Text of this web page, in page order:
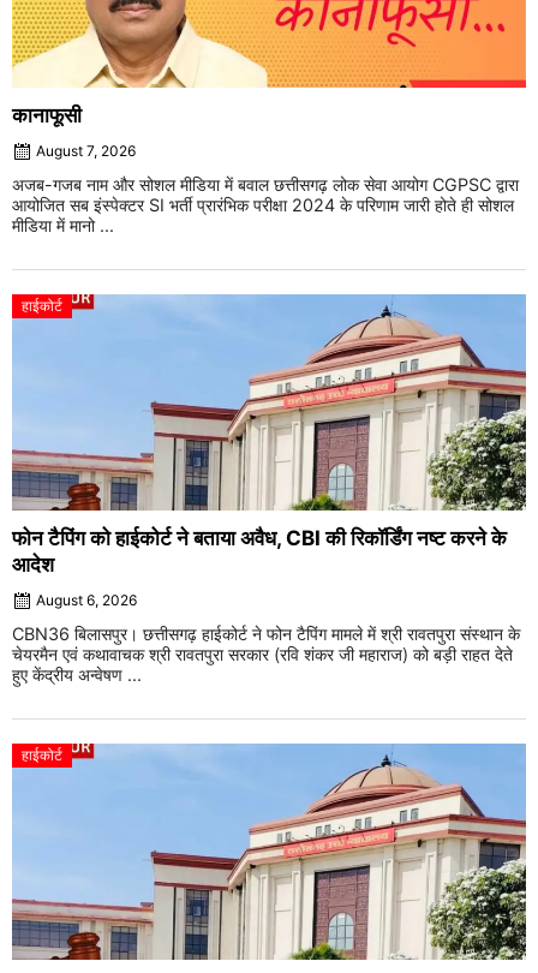
कानाफूसी
August 7, 2026
अजब-गजब नाम और सोशल मीडिया में बवाल छत्तीसगढ़ लोक सेवा आयोग CGPSC द्वारा
आयोजित सब इंस्पेक्टर SI भर्ती प्रारंभिक परीक्षा 2024 के परिणाम जारी होते ही सोशल
मीडिया में मानो ...
हाईकोर्ट
फोन टैपिंग को हाईकोर्ट ने बताया अवैध, CBI की रिकॉर्डिंग नष्ट करने के
आदेश
August 6, 2026
CBN36 बिलासपुर। छत्तीसगढ़ हाईकोर्ट ने फोन टैपिंग मामले में श्री रावतपुरा संस्थान के
चेयरमैन एवं कथावाचक श्री रावतपुरा सरकार (रवि शंकर जी महाराज) को बड़ी राहत देते
हुए केंद्रीय अन्वेषण ...
हाईकोर्ट